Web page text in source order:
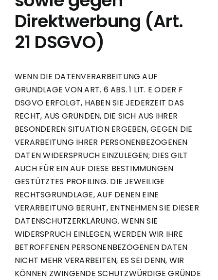
Direktwerbung (Art.
21 DSGVO)
WENN DIE DATENVERARBEITUNG AUF
GRUNDLAGE VON ART. 6 ABS. 1 LIT. E ODER F
DSGVO ERFOLGT, HABEN SIE JEDERZEIT DAS
RECHT, AUS GRÜNDEN, DIE SICH AUS IHRER
BESONDEREN SITUATION ERGEBEN, GEGEN DIE
VERARBEITUNG IHRER PERSONENBEZOGENEN
DATEN WIDERSPRUCH EINZULEGEN; DIES GILT
AUCH FÜR EIN AUF DIESE BESTIMMUNGEN
GESTÜTZTES PROFILING. DIE JEWEILIGE
RECHTSGRUNDLAGE, AUF DENEN EINE
VERARBEITUNG BERUHT, ENTNEHMEN SIE DIESER
DATENSCHUTZERKLÄRUNG. WENN SIE
WIDERSPRUCH EINLEGEN, WERDEN WIR IHRE
BETROFFENEN PERSONENBEZOGENEN DATEN
NICHT MEHR VERARBEITEN, ES SEI DENN, WIR
KÖNNEN ZWINGENDE SCHUTZWÜRDIGE GRÜNDE